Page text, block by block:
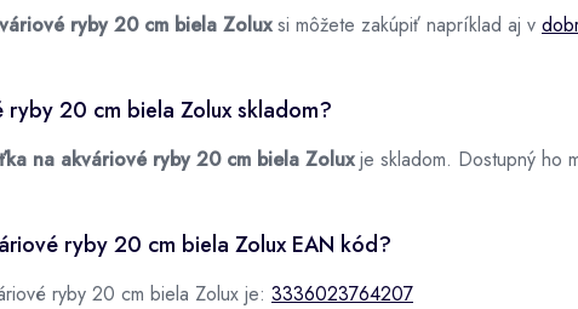
ryby 20 cm biela Zoluxsi môžete zakúpiť napríklad aj v
ryby 20 cm biela Zolux skladom?
na akváriové ryby 20 cm biela Zoluxje skladom. Dostupný ho
ryby 20 cm biela Zolux EAN kód?
ryby 20 cm biela Zolux je: 3336023764207